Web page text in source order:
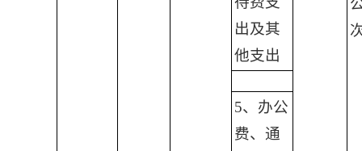
出及其
他支出
5、办公
费、通